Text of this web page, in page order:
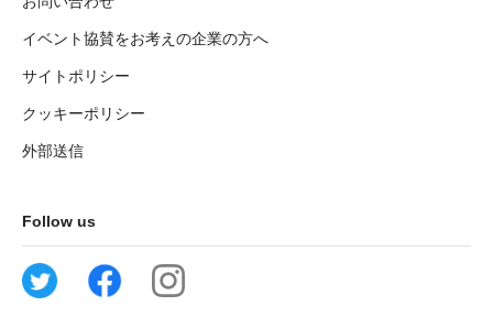
イベント協賛をお考えの企業の方へ
サイトポリシー
クッキーポリシー
外部送信
Follow us